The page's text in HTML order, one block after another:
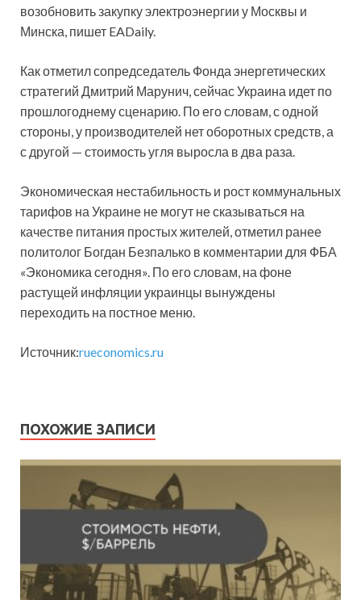
возобновить закупку электроэнергии у Москвы и
Минска, пишет EADaily.
Как отметил сопредседатель Фонда энергетических
стратегий Дмитрий Марунич, сейчас Украина идет по
прошлогоднему сценарию. По его словам, с одной
стороны, у производителей нет оборотных средств, а
с другой — стоимость угля выросла в два раза.
Экономическая нестабильность и рост коммунальных
тарифов на Украине не могут не сказываться на
качестве питания простых жителей, отметил ранее
политолог Богдан Безпалько в комментарии для ФБА
«Экономика сегодня». По его словам, на фоне
растущей инфляции украинцы вынуждены
переходить на постное меню.
Источник:rueconomics.ru
ПОХОЖИЕ ЗАПИСИ